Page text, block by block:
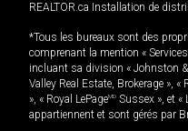
REALTOR.ca Installation de
*Tous les bureaux sont des
comprenant la mention «
incluant sa division « Johnston &
Valley Real Estate, Brokerage », «
», « Royal LePageMD Sussex », et
appartiennent et sont gérés par